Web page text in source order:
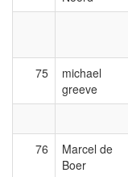
75
michael
greeve
76
Marcel de
Boer